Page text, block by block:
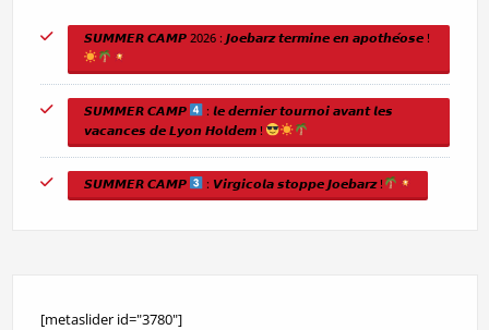
𝙎𝙐𝙈𝙈𝙀𝙍 𝘾𝘼𝙈𝙋 2026 : 𝙅𝙤𝙚𝙗𝙖𝙧𝙯 𝙩𝙚𝙧𝙢𝙞𝙣𝙚 𝙚𝙣 𝙖𝙥𝙤𝙩𝙝𝙚́𝙤𝙨𝙚 !
𝙎𝙐𝙈𝙈𝙀𝙍 𝘾𝘼𝙈𝙋
: 𝙡𝙚 𝙙𝙚𝙧𝙣𝙞𝙚𝙧 𝙩𝙤𝙪𝙧𝙣𝙤𝙞 𝙖𝙫𝙖𝙣𝙩 𝙡𝙚𝙨
𝙫𝙖𝙘𝙖𝙣𝙘𝙚𝙨 𝙙𝙚 𝙇𝙮𝙤𝙣 𝙃𝙤𝙡𝙙𝙚𝙢 !
𝙎𝙐𝙈𝙈𝙀𝙍 𝘾𝘼𝙈𝙋 : 𝙑𝙞𝙧𝙜𝙞𝙘𝙤𝙡𝙖 𝙨𝙩𝙤𝙥𝙥𝙚 𝙅𝙤𝙚𝙗𝙖𝙧𝙯 !
[metaslider id="3780"]